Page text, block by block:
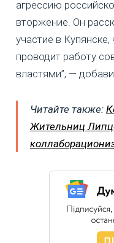
агрессию
вторжение. Он
участие в
проводит работу
властями”, —
Читайте также:
Жительниц